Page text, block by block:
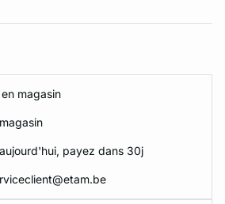
magasin
payez dans 30j